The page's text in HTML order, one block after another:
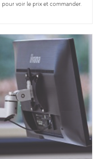
pour voir le prix et commander.